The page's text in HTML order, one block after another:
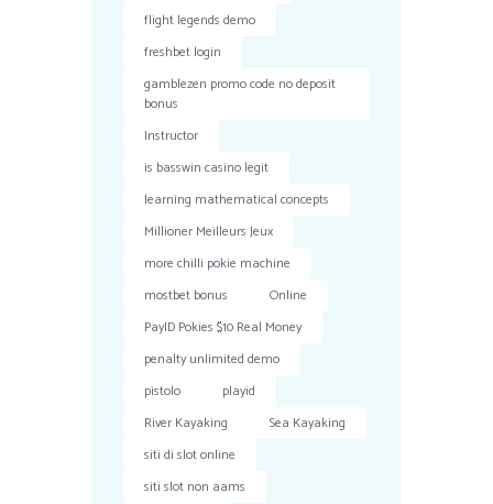
flight legends demo
freshbet login
gamblezen promo code no deposit
bonus
Instructor
is basswin casino legit
learning mathematical concepts
Millioner Meilleurs Jeux
more chilli pokie machine
mostbet bonus
Online
PayID Pokies $10 Real Money
penalty unlimited demo
pistolo
playid
River Kayaking
Sea Kayaking
siti di slot online
siti slot non aams